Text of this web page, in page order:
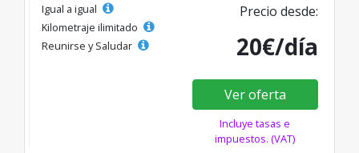
Igual a igual
Kilometraje ilimitado
Reunirse y Saludar
Precio desde:
20€/día
Ver oferta
Incluye tasas e
impuestos. (VAT)